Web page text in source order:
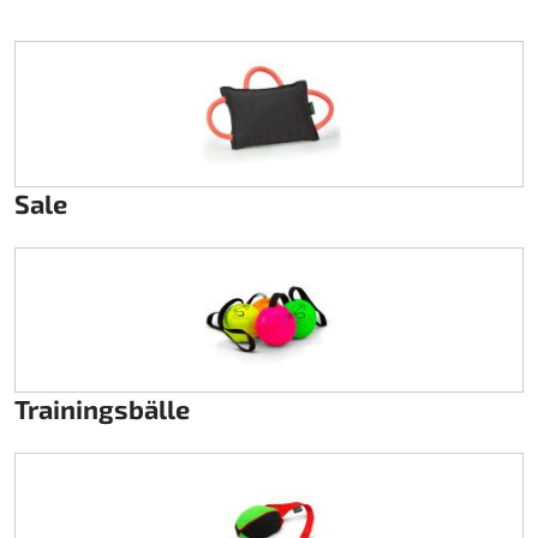
Sale
Trainingsbälle
Plastik CIK Dynamica
Plastik Zubehör
Radsterne